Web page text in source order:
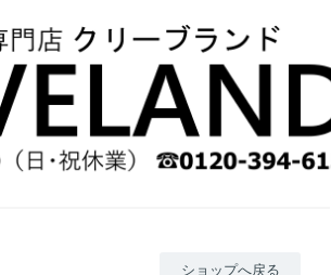
ショップへ戻る